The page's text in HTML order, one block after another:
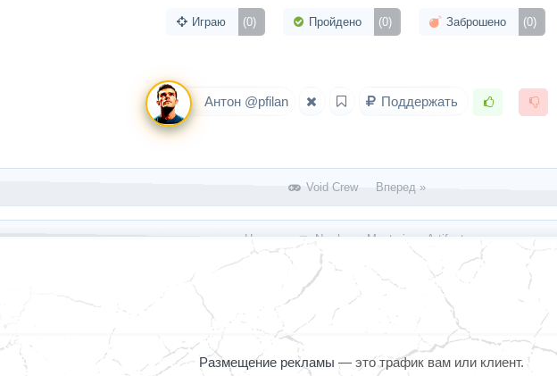
Играю (0) Пройдено (0) Заброшено (0)
Антон @pfilan Поддержать
Void Crew Вперед »
« Назад Nowhere: Mysterious Artifacts
Размещение рекламы — это трафик вам или клиент.